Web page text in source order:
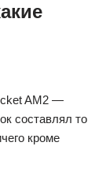
AM2 —
составлял то
кроме